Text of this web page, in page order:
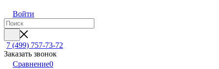
Войти
7 (499) 757-73-72
Заказать звонок
Сравнение0